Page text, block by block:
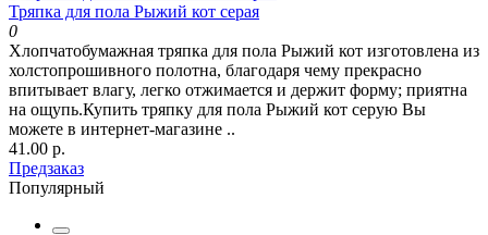
Тряпка для пола Рыжий кот серая
0
Хлопчатобумажная тряпка для пола Рыжий кот изготовлена из
холстопрошивного полотна, благодаря чему прекрасно
впитывает влагу, легко отжимается и держит форму; приятна
на ощупь.Купить тряпку для пола Рыжий кот серую Вы
можете в интернет-магазине ..
41.00 р.
Предзаказ
Популярный